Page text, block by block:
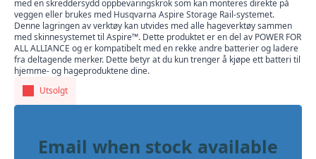
med en skreddersydd oppbevaringskrok som kan monteres direkte på
veggen eller brukes med Husqvarna Aspire Storage Rail-systemet.
Denne lagringen av verktøy kan utvides med alle hageverktøy sammen
med skinnesystemet til Aspire™. Dette produktet er en del av POWER FOR
ALL ALLIANCE og er kompatibelt med en rekke andre batterier og ladere
fra deltagende merker. Dette betyr at du kun trenger å kjøpe ett batteri til
hjemme- og hageproduktene dine.
Utsolgt
Email when stock available